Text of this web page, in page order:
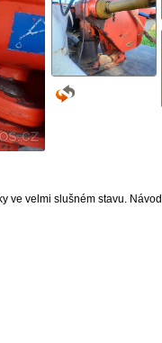
velmi slušném stavu.